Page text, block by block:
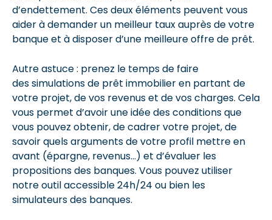
d’endettement. Ces deux éléments peuvent vous
aider à demander un meilleur taux auprès de votre
banque et à disposer d’une meilleure offre de prêt.
Autre astuce : prenez le temps de faire
des simulations de prêt immobilier en partant de
votre projet, de vos revenus et de vos charges. Cela
vous permet d’avoir une idée des conditions que
vous pouvez obtenir, de cadrer votre projet, de
savoir quels arguments de votre profil mettre en
avant (épargne, revenus…) et d’évaluer les
propositions des banques. Vous pouvez utiliser
notre outil accessible 24h/24 ou bien les
simulateurs des banques.